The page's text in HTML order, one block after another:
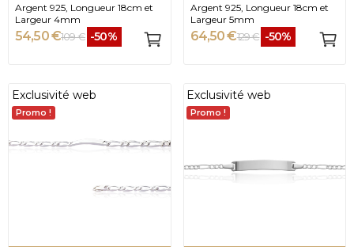
Argent 925, Longueur 18cm et
Largeur 4mm
54,50 €109 € -50%
Argent 925, Longueur 18cm et
Largeur 5mm
64,50 €129 € -50%
Exclusivité web
Promo !
Exclusivité web
Promo !